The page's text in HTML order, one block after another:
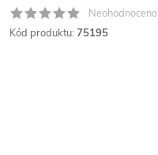
Neohodnoceno
Kód produktu: 75195